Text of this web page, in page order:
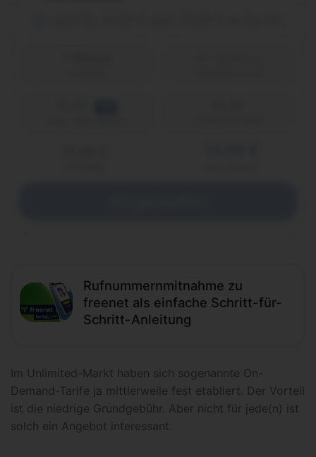
Rufnummernmitnahme zu
freenet als einfache Schritt-für-
Schritt-Anleitung
Im Unlimited-Markt haben sich sogenannte On-
Demand-Tarife ja mittlerweile fest etabliert. Der Vorteil
ist die niedrige Grundgebühr. Aber nicht für jede(n) ist
solch ein Angebot interessant.